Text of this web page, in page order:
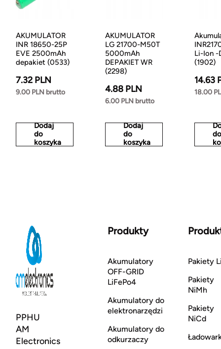
AKUMULATOR
INR 18650-25P
EVE 2500mAh
depakiet (0533)
7.32 PLN
9.00 PLN brutto
Dodaj
do
koszyka
AKUMULATOR
LG 21700-M50T
5000mAh
DEPAKIET WR
(2298)
4.88 PLN
6.00 PLN brutto
Dodaj
do
koszyka
Li-Ion -
(1902)
14.63
18.00
do
PPHU
AM
Electronics
Produkty
Akumulatory
OFF-GRID
LiFePo4
Akumulatory do
elektronarzędzi
Akumulatory do
odkurzaczy
Pakiety
Pakiety
NiMh
Pakiety
NiCd